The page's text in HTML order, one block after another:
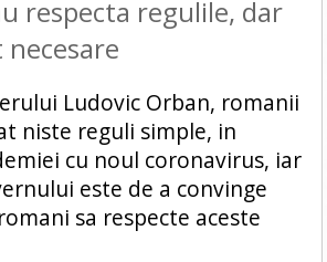
respecta regulile, dar
Ludovic Orban, romanii
niste reguli simple, in
cu noul coronavirus, iar
este de a convinge
sa respecte aceste